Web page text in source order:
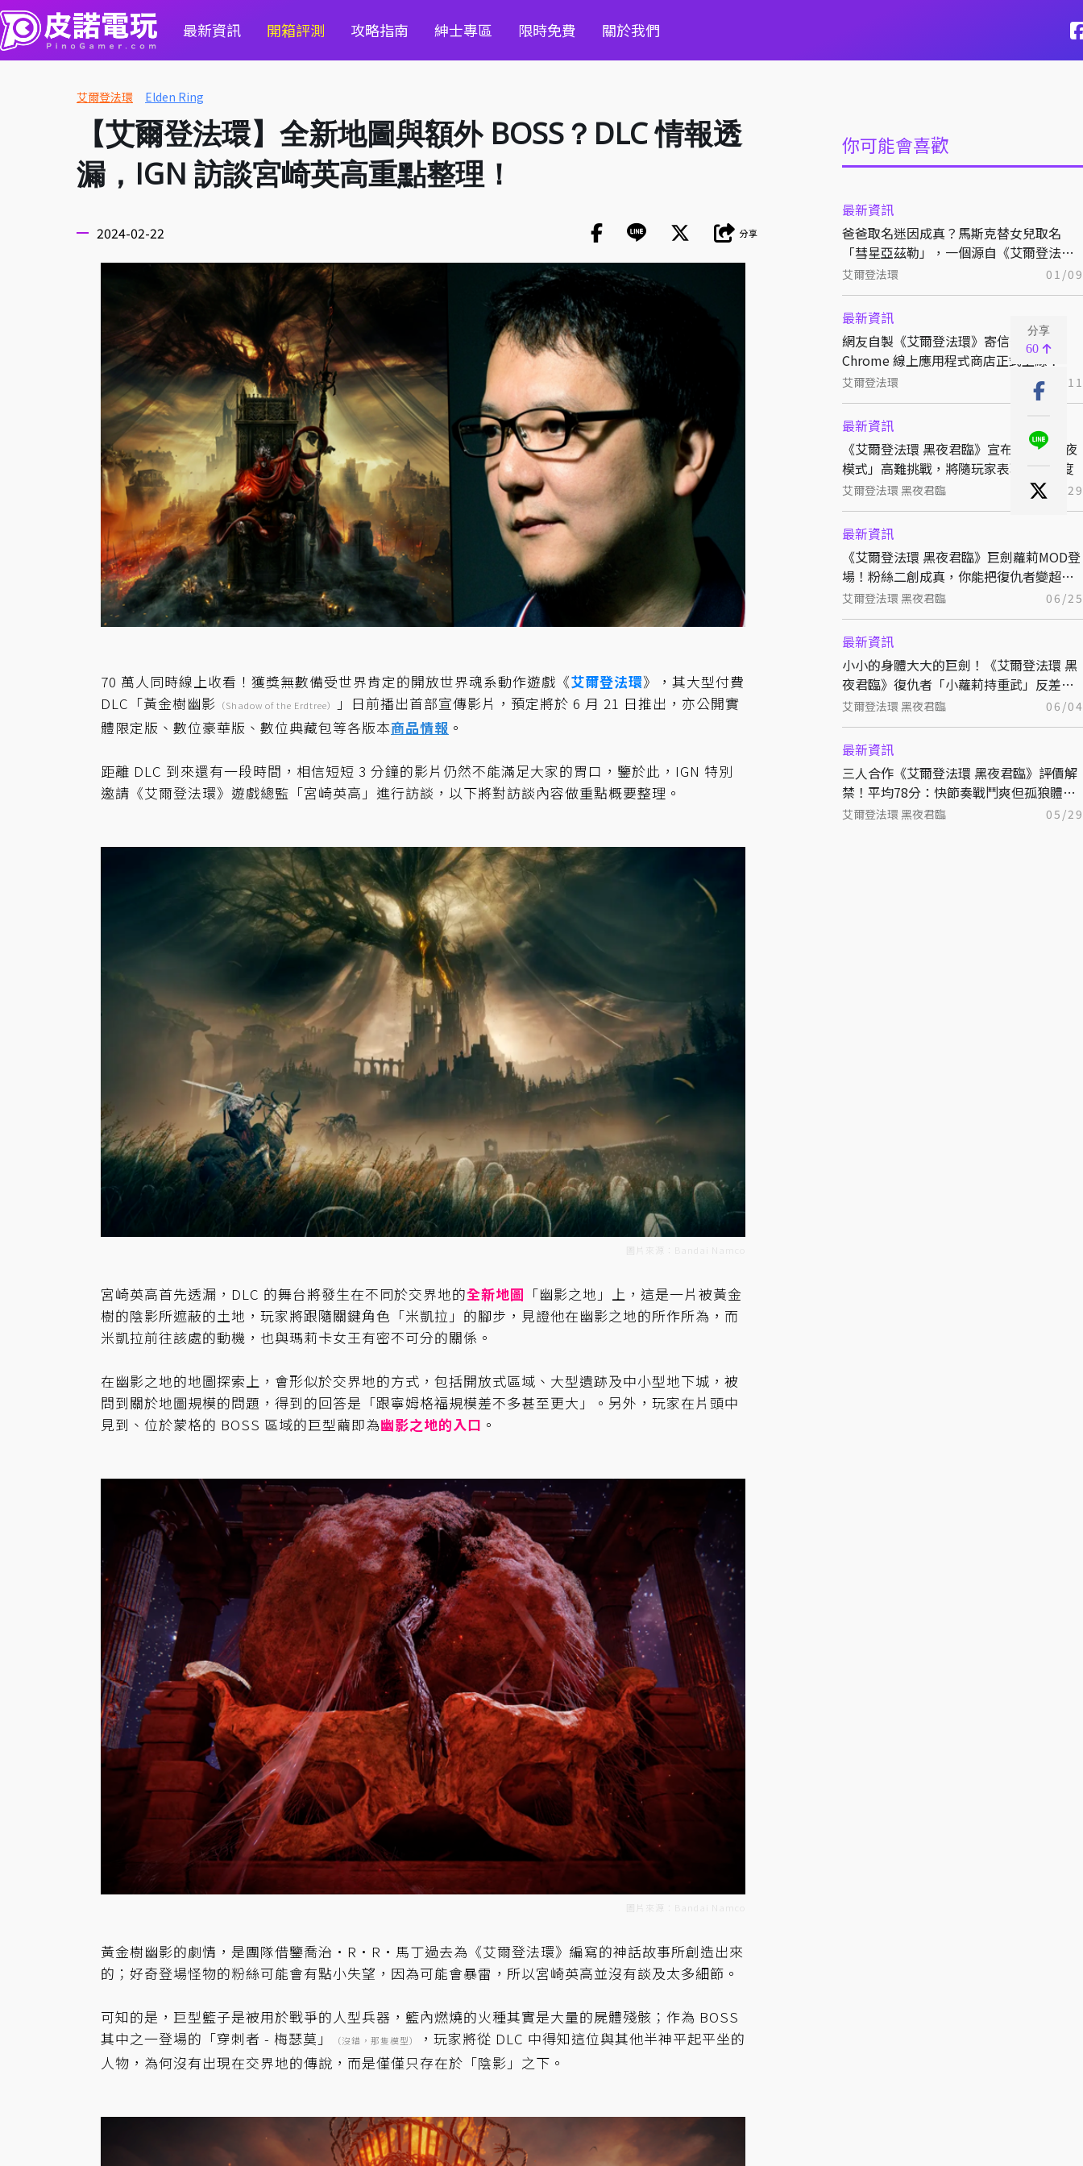
最新資訊 開箱評測 攻略指南 紳士專區 限時免費 關於我們
艾爾登法環 Elden Ring
你可能會喜歡
最新資訊
爸爸取名迷因成真？馬斯克替女兒取名
「彗星亞茲勒」，一個源自《艾爾登法
環》的超強法術
艾爾登法環 01/09
最新資訊
網友自製《艾爾登法環》寄信特效插件
Chrome 線上應用程式商店正式上線！
艾爾登法環 09/11
最新資訊
《艾爾登法環 黑夜君臨》宣布實裝「深夜
模式」高難挑戰，將隨玩家表現增加難度
艾爾登法環 黑夜君臨 08/29
最新資訊
《艾爾登法環 黑夜君臨》巨劍蘿莉MOD登
場！粉絲二創成真，你能把復仇者變超小
一隻
艾爾登法環 黑夜君臨 06/25
最新資訊
小小的身體大大的巨劍！《艾爾登法環 黑
夜君臨》復仇者「小蘿莉持重武」反差萌
激創作
艾爾登法環 黑夜君臨 06/04
最新資訊
三人合作《艾爾登法環 黑夜君臨》評價解
禁！平均78分：快節奏戰鬥爽但孤狼體驗
差
艾爾登法環 黑夜君臨 05/29
分享
60
【艾爾登法環】全新地圖與額外 BOSS？DLC 情報透
漏，IGN 訪談宮崎英高重點整理！
2024-02-22 分享
70 萬人同時線上收看！獲獎無數備受世界肯定的開放世界魂系動作遊戲《艾爾登法環》，其大型付費
DLC「黃金樹幽影
（Shadow of the Erdtree）
」日前播出首部宣傳影片，預定將於 6 月 21 日推出，亦公開實
體限定版、數位豪華版、數位典藏包等各版本商品情報 。
距離 DLC 到來還有一段時間，相信短短 3 分鐘的影片仍然不能滿足大家的胃口，鑒於此，IGN 特別
邀請《艾爾登法環》遊戲總監「宮崎英高」進行訪談，以下將對訪談內容做重點概要整理。
圖片來源：Bandai Namco
宮崎英高首先透漏，DLC 的舞台將發生在不同於交界地的全新地圖 「幽影之地」上，這是一片被黃金
樹的陰影所遮蔽的土地，玩家將跟隨關鍵角色「米凱拉」的腳步，見證他在幽影之地的所作所為，而
米凱拉前往該處的動機，也與瑪莉卡女王有密不可分的關係。
在幽影之地的地圖探索上，會形似於交界地的方式，包括開放式區域、大型遺跡及中小型地下城，被
問到關於地圖規模的問題，得到的回答是「跟寧姆格福規模差不多甚至更大」。另外，玩家在片頭中
見到、位於蒙格的 BOSS 區域的巨型繭即為幽影之地的入口 。
圖片來源：Bandai Namco
黃金樹幽影的劇情，是團隊借鑒喬治·R·R·馬丁過去為《艾爾登法環》編寫的神話故事所創造出來
的；好奇登場怪物的粉絲可能會有點小失望，因為可能會暴雷，所以宮崎英高並沒有談及太多細節。
可知的是，巨型籃子是被用於戰爭的人型兵器，籃內燃燒的火種其實是大量的屍體殘骸；作為 BOSS
其中之一登場的「穿刺者 - 梅瑟莫」
（沒錯，那隻模型）
，玩家將從 DLC 中得知這位與其他半神平起平坐的
人物，為何沒有出現在交界地的傳說，而是僅僅只存在於「陰影」之下。